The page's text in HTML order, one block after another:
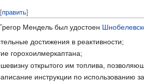
[править]
Мендель был удостоен
достижения в реактивности;
горохоилмеркаптана;
открытого им топлива,
инструкции по использованию